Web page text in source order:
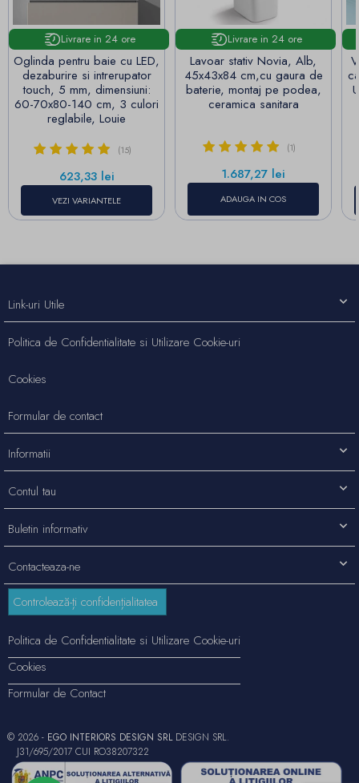
Livrare in 24 ore
Oglinda pentru baie cu LED,
dezaburire si intrerupator
touch, 5 mm, dimensiuni:
60-70x80-140 cm, 3 culori
reglabile, Louie
(15)
Pret
623,33 lei
VEZI VARIANTELE
Livrare in 24 ore
Lavoar stativ Novia, Alb,
45x43x84 cm,cu gaura de
baterie, montaj pe podea,
ceramica sanitara
(1)
Pret
1.687,27 lei
ADAUGA IN COS
Contacteaza-ne
Link-uri Utile
Politica de Confidentialitate si Utilizare Cookie-uri
Cookies
Formular de contact
Informatii
Contul tau
Buletin informativ
Controlează-ți confidențialitatea
Politica de Confidentialitate si Utilizare Cookie-uri
Cookies
Formular de Contact
© 2026 - EGO INTERIORS DESIGN SRLDESIGN SRL.
J31/695/2017 CUI RO38207322